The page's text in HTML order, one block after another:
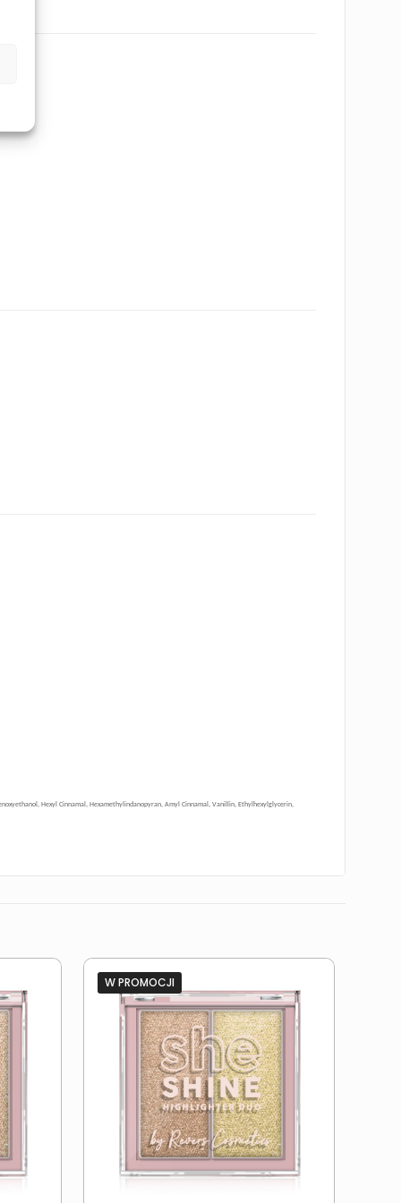
Hexyl Cinnamal, Hexamethylindanopyran, Amyl Cinnamal, Vanillin, Ethylhexylglycerin,
W PROMOCJI